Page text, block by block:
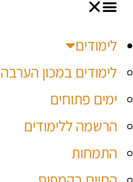
לימודים
לימודים במכון הערבה
ימים פתוחים
הרשמה ללימודים
התמחות